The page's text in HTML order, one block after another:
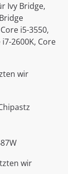
Ivy Bridge,
i5-3550,
2600K, Core
wir
wir